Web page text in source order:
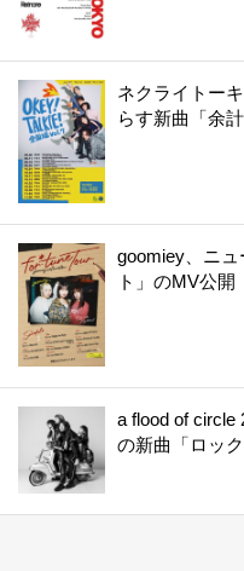
ネクライトー
らす新曲「余
goomiey、ニ
ト」のMV公開
a flood of circle
の新曲「ロッ